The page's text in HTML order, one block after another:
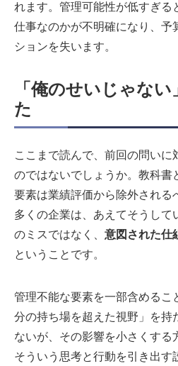
れます。管理可能性が低すぎる
仕事なのかが不明確になり、予
ションを失います。
「俺のせいじゃな
た
ここまで読んで、前回の問いに
のではないでしょうか。教科書
要素は業績評価から除外される
多くの企業は、あえてそうして
のミスではなく、 意図された仕
ということです。
管理不能な要素を一部含めるこ
分の持ち場を超えた視野」を持
ないが、その影響を小さくする
そういう思考と行動を引き出す